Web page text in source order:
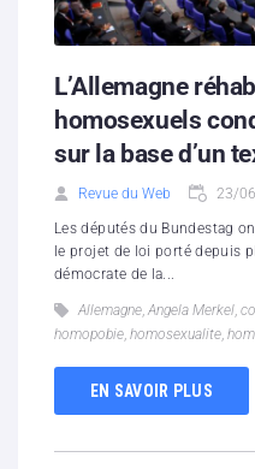
L’Allemagne
homosexuels
sur la base d’un
Revue du Web 23/
Les députés du Bundestag
le projet de loi porté depuis
démocrate de la...
Allemagne, Angela Merkel,
homopobie, homosexualite,
EN SAVOIR PLUS